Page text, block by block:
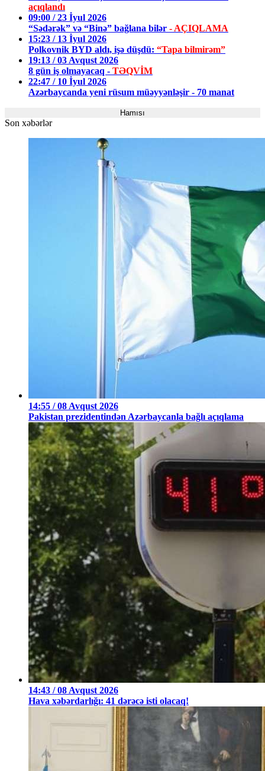
açıqlandı
09:00 / 23 İyul 2026
“Sədərək” və “Binə” bağlana bilər - AÇIQLAMA
15:23 / 13 İyul 2026
Polkovnik BYD aldı, işə düşdü: “Tapa bilmirəm”
19:13 / 03 Avqust 2026
8 gün iş olmayacaq - TƏQVİM
22:47 / 10 İyul 2026
Azərbaycanda yeni rüsum müəyyənləşir - 70 manat
Hamısı
Son xəbərlər
14:55 / 08 Avqust 2026
Pakistan prezidentindən Azərbaycanla bağlı açıqlama
14:43 / 08 Avqust 2026
Hava xəbərdarlığı: 41 dərəcə isti olacaq!